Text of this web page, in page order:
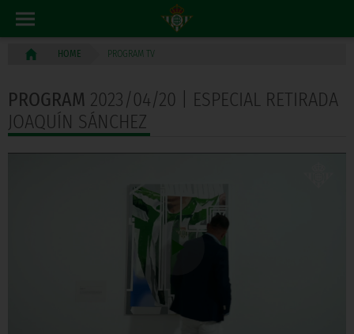
HOME PROGRAM TV
PROGRAM 2023/04/20 | ESPECIAL RETIRADA
JOAQUÍN SÁNCHEZ